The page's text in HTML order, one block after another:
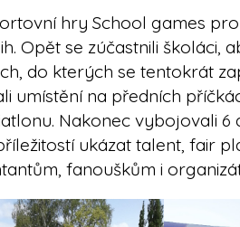
hry School games
Opět se zúčastnili školáci,
do kterých se tentokrát
umístění na předních
Nakonec vybojovali 6
ukázat talent, fair
fanouškům i